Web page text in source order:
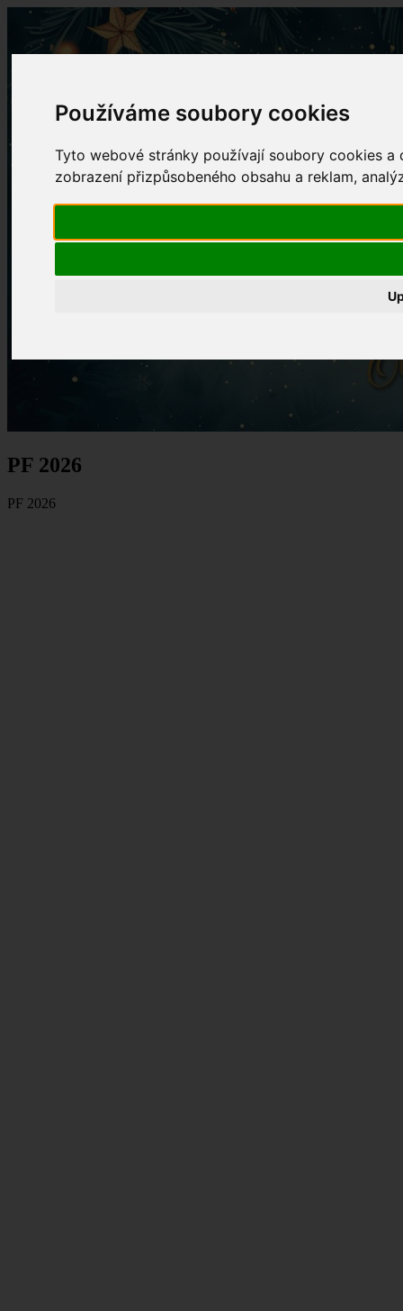
Používáme soubory cookies
Tyto webové stránky používají soubory cookies
zobrazení přizpůsobeného obsahu a reklam,
PF 2026
PF 2026